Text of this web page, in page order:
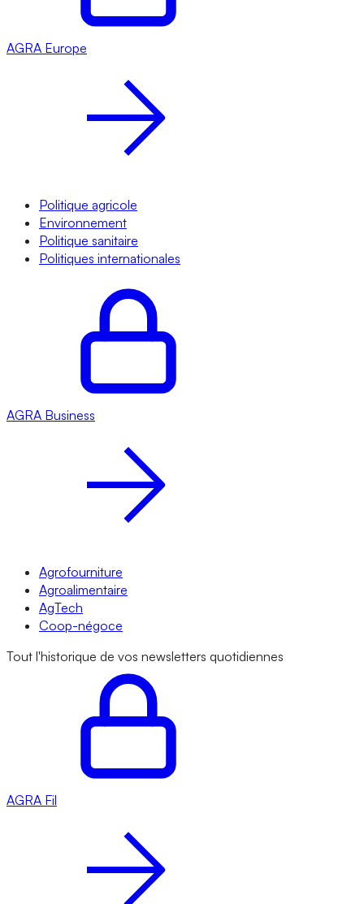
AGRA Europe
Politique agricole
Environnement
Politique sanitaire
Politiques internationales
AGRA Business
Agrofourniture
Agroalimentaire
AgTech
Coop-négoce
Tout l'historique de vos newsletters quotidiennes
AGRA Fil